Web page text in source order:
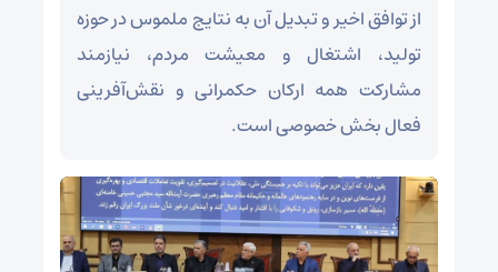
از توافق اخیر و تبدیل آن به نتایج ملموس در حوزه
تولید، اشتغال و معیشت مردم، نیازمند
مشارکت همه ارکان حکمرانی و نقش‌آفرینی
فعال بخش خصوصی است.